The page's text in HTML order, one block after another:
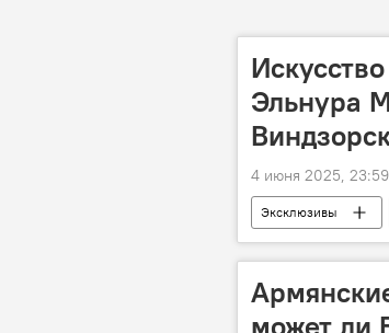
Эльнура
4 июня 2025, 23:59
Эксклюзивы
Живопись